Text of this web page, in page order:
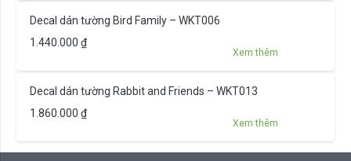
Decal dán tường Bird Family – WKT006
1.440.000 ₫
Xem thêm
Decal dán tường Rabbit and Friends – WKT013
1.860.000 ₫
Xem thêm